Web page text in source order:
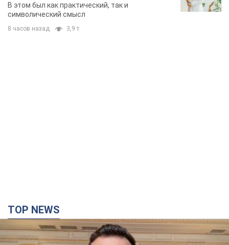
В этом был как практический, так и
символический смысл
8 часов назад 3,9 т.
TOP NEWS